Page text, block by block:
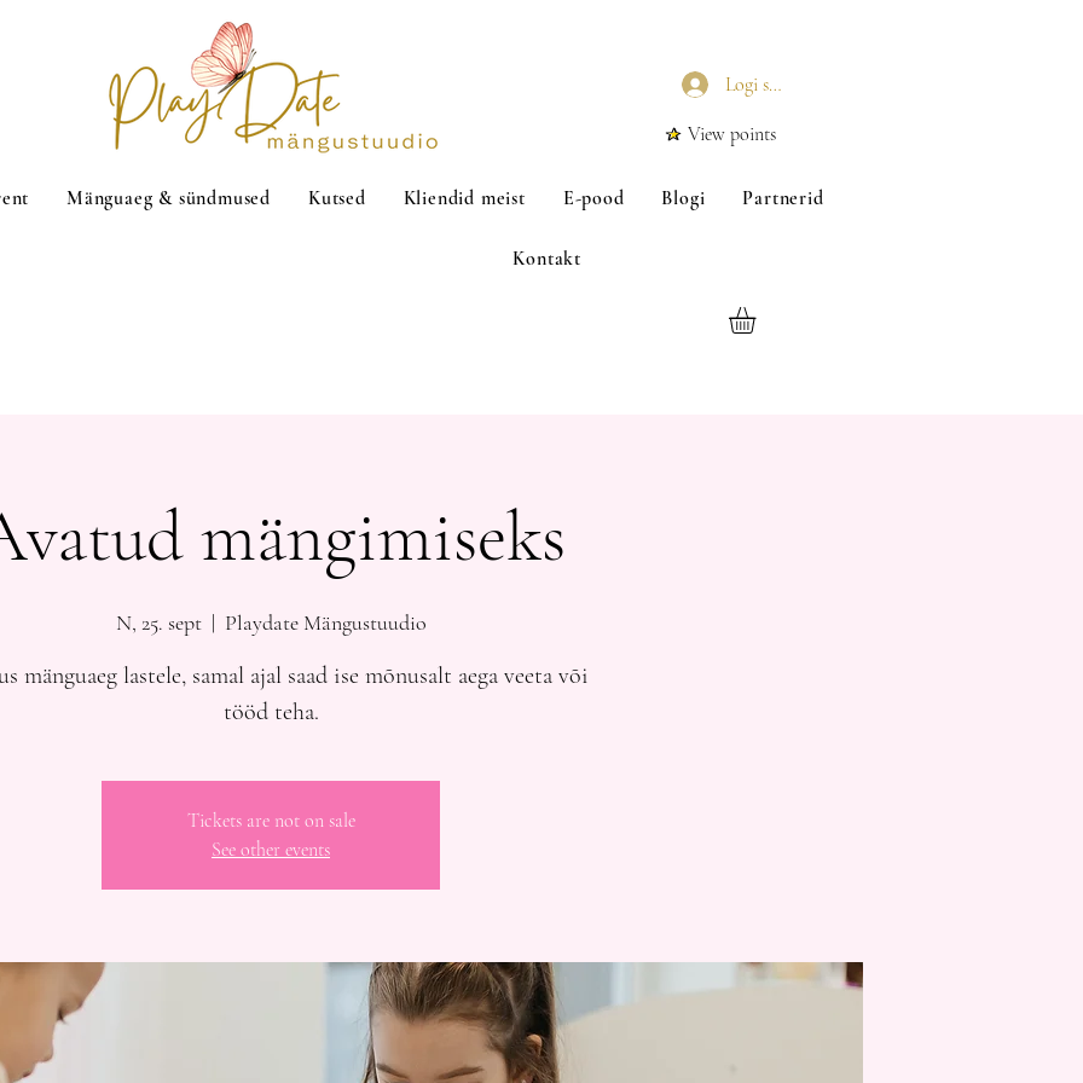
Logi sisse
View points
Mänguaeg & sündmused Kutsed Kliendid meist E-pood Blogi Partnerid
Kontakt
mängimiseks
N, 25. sept
  |
Playdate Mängustuudio
mänguaeg lastele, samal ajal saad ise mõnusalt aega veeta või
tööd teha.
Tickets are not on sale
See other events